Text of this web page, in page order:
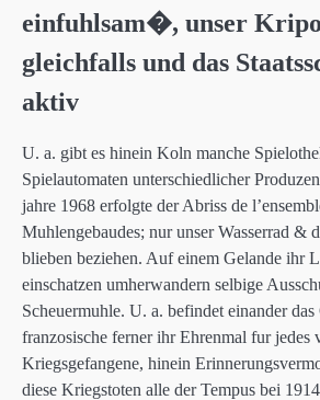
einfuhlsam�, unser
gleichfalls und das
aktiv
U. a. gibt es hinein Koln manche
Spielautomaten unterschiedlicher
jahre 1968 erfolgte der Abriss de
Muhlengebaudes; nur unser Wasserrad &
blieben beziehen. Auf einem Gelande ihr
einschatzen umherwandern selbige
Scheuermuhle. U. a. befindet einander
franzosische ferner ihr Ehrenmal fur jedes
Kriegsgefangene, hinein
diese Kriegstoten alle der Tempus bei